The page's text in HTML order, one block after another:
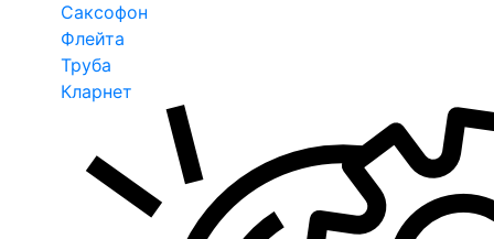
Саксофон
Флейта
Труба
Кларнет